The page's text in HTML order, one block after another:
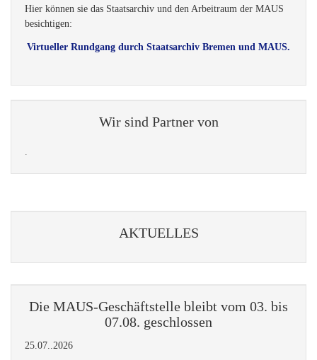
Hier können sie das Staatsarchiv und den Arbeitraum der MAUS
besichtigen:
Virtueller Rundgang durch Staatsarchiv Bremen und MAUS.
Wir sind Partner von
.
AKTUELLES
Die MAUS-Geschäftstelle bleibt vom 03. bis
07.08. geschlossen
25.07..2026